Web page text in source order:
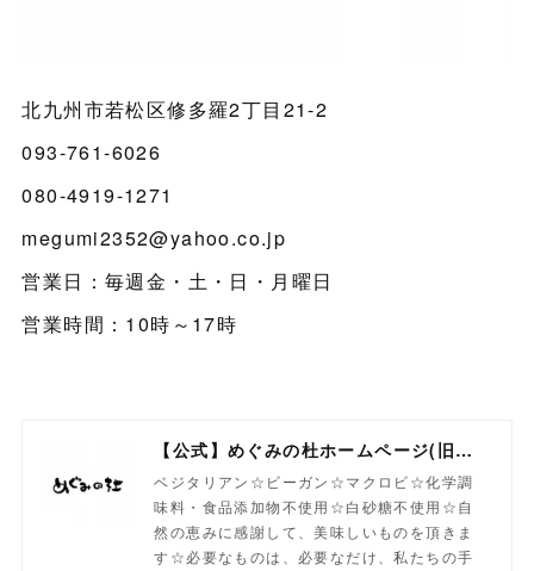
北九州市若松区修多羅2丁目21-2
093-761-6026
080-4919-1271
megumi2352@yahoo.co.jp
営業日：毎週金・土・日・月曜日
営業時間：10時～17時
【公式】めぐみの杜ホームページ(旧自然食工房）
ベジタリアン☆ビーガン☆マクロビ☆化学調
味料・食品添加物不使用☆白砂糖不使用☆自
然の恵みに感謝して、美味しいものを頂きま
す☆必要なものは、必要なだけ、私たちの手